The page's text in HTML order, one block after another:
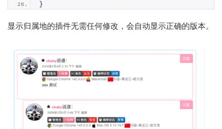
}
显示归属地的插件无需任何修改，会自动显示正确的版本。